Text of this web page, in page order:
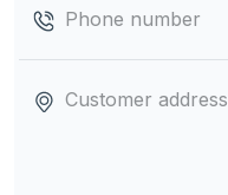
Phone number
Customer address